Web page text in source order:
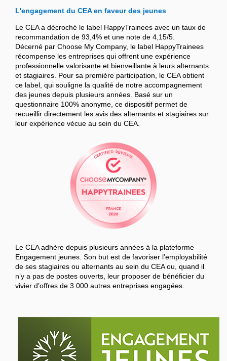
L'engagement du CEA en faveur des jeunes
Le CEA a décroché le label HappyTrainees avec un taux de
recommandation de 93,4% et une note de 4,15/5.
Décerné par Choose My Company, le label HappyTrainees
récompense les entreprises qui offrent une expérience
professionnelle valorisante et bienveillante à leurs alternants
et stagiaires. Pour sa première participation, le CEA obtient
ce label, qui souligne la qualité de notre accompagnement
des jeunes depuis plusieurs années. Basé sur un
questionnaire 100% anonyme, ce dispositif permet de
recueillir directement les avis des alternants et stagiaires sur
leur expérience vécue au sein du CEA.
Le CEA adhère depuis plusieurs années à la plateforme
Engagement jeunes. Son but est de favoriser l’employabilité
de ses stagiaires ou alternants au sein du CEA ou, quand il
n’y a pas de postes ouverts, leur proposer de bénéficier du
vivier d’offres de 3 000 autres entreprises engagées.